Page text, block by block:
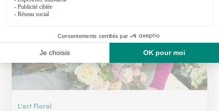
Voir la boutique
L’art Floral